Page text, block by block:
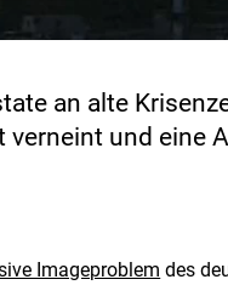
an alte
verneint und eine
Imageproblem des